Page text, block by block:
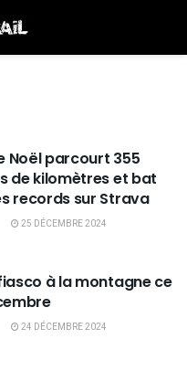
Noël parcourt 355
de kilomètres et bat
records sur Strava
25 DÉCEMBRE 2024
à la montagne ce
24 DÉCEMBRE 2024